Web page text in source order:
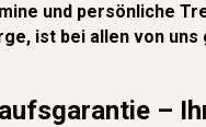
und persönliche
ist bei allen von
–